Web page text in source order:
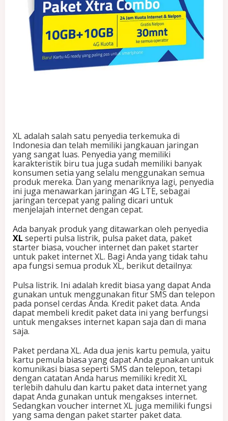
e
n
g
n
u
X
L
XL adalah salah satu penyedia terkemuka di
Indonesia dan telah memiliki jangkauan jaringan
yang sangat luas. Penyedia yang memiliki
karakteristik biru tua juga sudah memiliki banyak
konsumen setia yang selalu menggunakan semua
produk mereka. Dan yang menariknya lagi, penyedia
ini juga menawarkan jaringan 4G LTE, sebagai
jaringan tercepat yang paling dicari untuk
menjelajah internet dengan cepat.
Ada banyak produk yang ditawarkan oleh penyedia
XL seperti pulsa listrik, pulsa paket data, paket
starter biasa, voucher internet dan paket starter
untuk paket internet XL. Bagi Anda yang tidak tahu
apa fungsi semua produk XL, berikut detailnya:
Pulsa listrik. Ini adalah kredit biasa yang dapat Anda
gunakan untuk menggunakan fitur SMS dan telepon
pada ponsel cerdas Anda. Kredit paket data. Anda
dapat membeli kredit paket data ini yang berfungsi
untuk mengakses internet kapan saja dan di mana
saja.
Paket perdana XL. Ada dua jenis kartu pemula, yaitu
kartu pemula biasa yang dapat Anda gunakan untuk
komunikasi biasa seperti SMS dan telepon, tetapi
dengan catatan Anda harus memiliki kredit XL
terlebih dahulu dan kartu paket data internet yang
dapat Anda gunakan untuk mengakses internet.
Sedangkan voucher internet XL juga memiliki fungsi
yang sama dengan paket starter paket data.